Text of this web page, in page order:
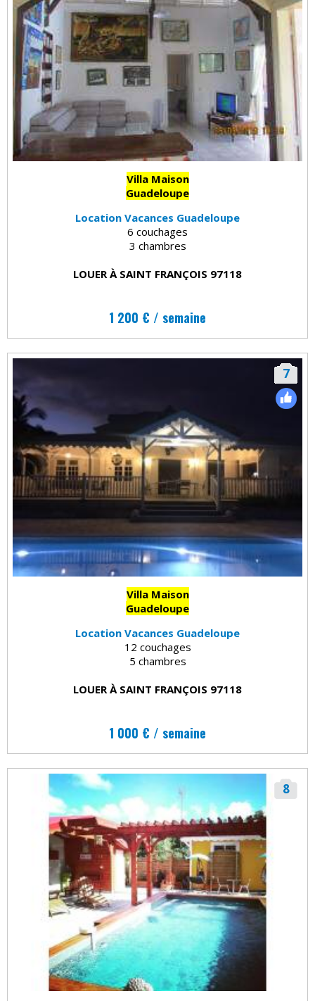
Villa Maison
Guadeloupe
Location Vacances Guadeloupe
6 couchages
3 chambres
LOUER À SAINT FRANÇOIS 97118
1 200 € / semaine
7
Villa Maison
Guadeloupe
Location Vacances Guadeloupe
12 couchages
5 chambres
LOUER À SAINT FRANÇOIS 97118
1 000 € / semaine
8